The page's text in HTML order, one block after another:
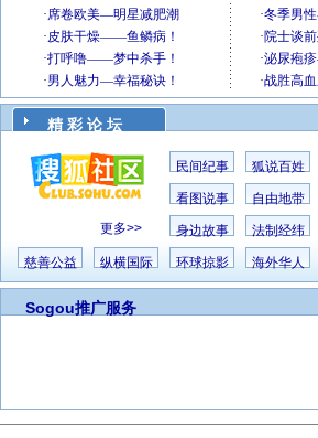
精 彩 论 坛
更多>>
民间纪事 狐说百姓
看图说事 自由地带
身边故事 法制经纬
慈善公益 纵横国际 环球掠影 海外华人
Sogou推广服务